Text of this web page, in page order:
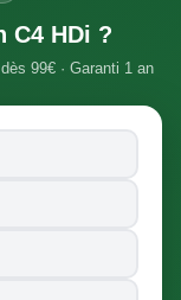
C4 HDi ?
99€ · Garanti 1 an